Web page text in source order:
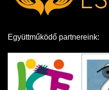
Együttműködő partnereink: